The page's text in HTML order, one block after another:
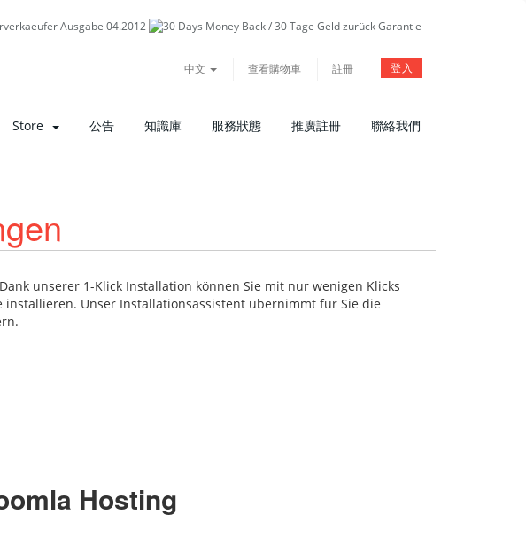
中文 查看購物車 註冊 登入
Store 公告 知識庫 服務狀態 推廣註冊 聯絡我們
unserer 1-Klick Installation können Sie mit nur wenigen Klicks
installieren. Unser Installationsassistent übernimmt für Sie die
Hosting